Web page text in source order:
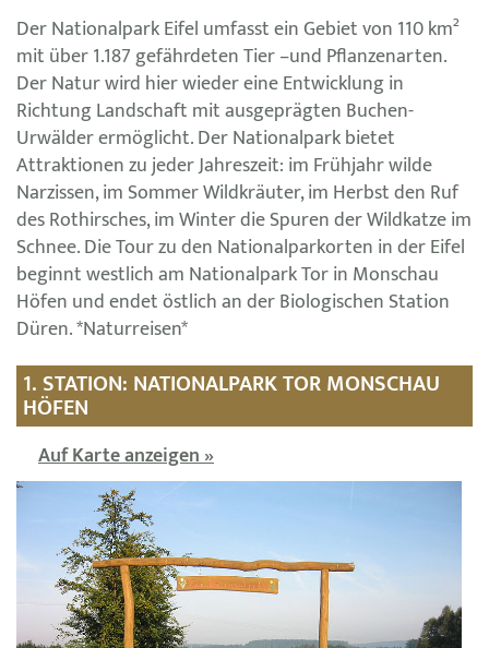
Der Nationalpark Eifel umfasst ein Gebiet von 110 km²
mit über 1.187 gefährdeten Tier –und Pflanzenarten.
Der Natur wird hier wieder eine Entwicklung in
Richtung Landschaft mit ausgeprägten Buchen-
Urwälder ermöglicht. Der Nationalpark bietet
Attraktionen zu jeder Jahreszeit: im Frühjahr wilde
Narzissen, im Sommer Wildkräuter, im Herbst den Ruf
des Rothirsches, im Winter die Spuren der Wildkatze im
Schnee. Die Tour zu den Nationalparkorten in der Eifel
beginnt westlich am Nationalpark Tor in Monschau
Höfen und endet östlich an der Biologischen Station
Düren. *Naturreisen*
1. STATION: NATIONALPARK TOR MONSCHAU
HÖFEN
Auf Karte anzeigen »